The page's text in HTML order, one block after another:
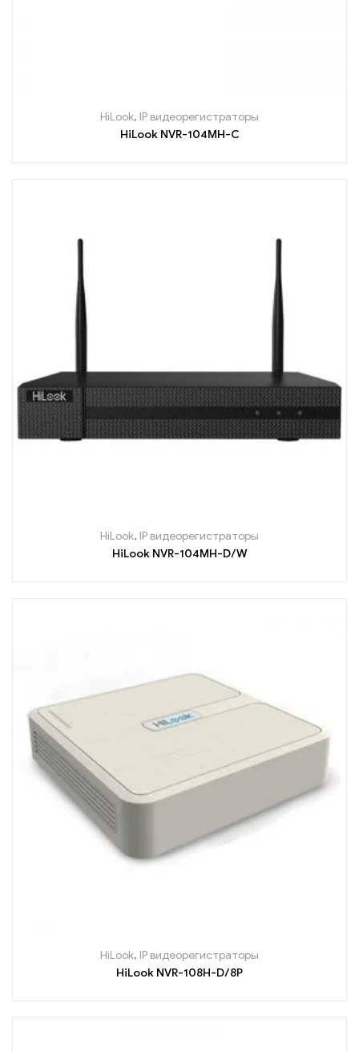
HiLook, IP видеорегистраторы
HiLook NVR-104MH-C
HiLook, IP видеорегистраторы
HiLook NVR-104MH-D/W
HiLook, IP видеорегистраторы
HiLook NVR-108H-D/8P